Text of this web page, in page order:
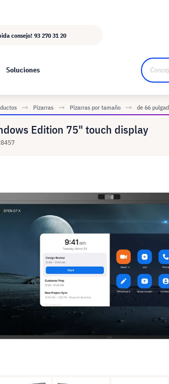
consejo! 93 270 31 20
Soluciones
Pizarras Pizarras por tamaño de 66
Edition 75" touch display